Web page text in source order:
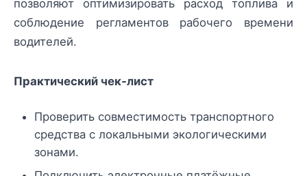
позволяют оптимизировать расход топлива и
соблюдение регламентов рабочего времени
водителей.
Практический чек‑лист
Проверить совместимость транспортного
средства с локальными экологическими
зонами.